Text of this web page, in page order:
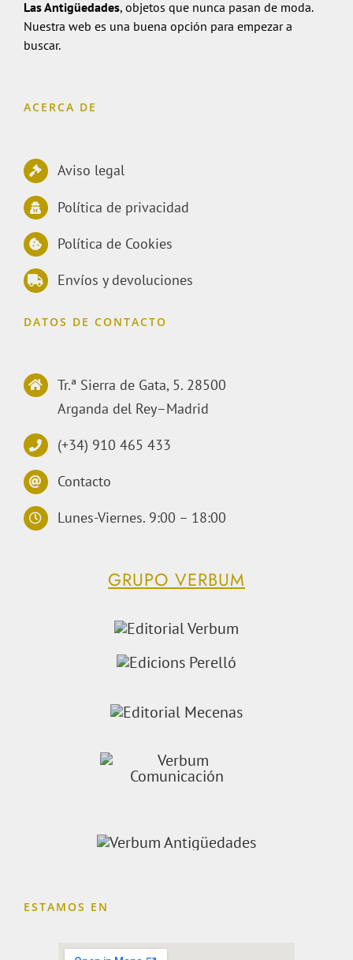
Las Antigüedades, objetos que nunca pasan de moda.
Nuestra web es una buena opción para empezar a
buscar.
ACERCA DE
Aviso legal
Política de privacidad
Política de Cookies
Envíos y devoluciones
DATOS DE CONTACTO
Tr.ª Sierra de Gata, 5. 28500
Arganda del Rey–Madrid
(+34) 910 465 433
Contacto
Lunes-Viernes. 9:00 – 18:00
GRUPO VERBUM
ESTAMOS EN